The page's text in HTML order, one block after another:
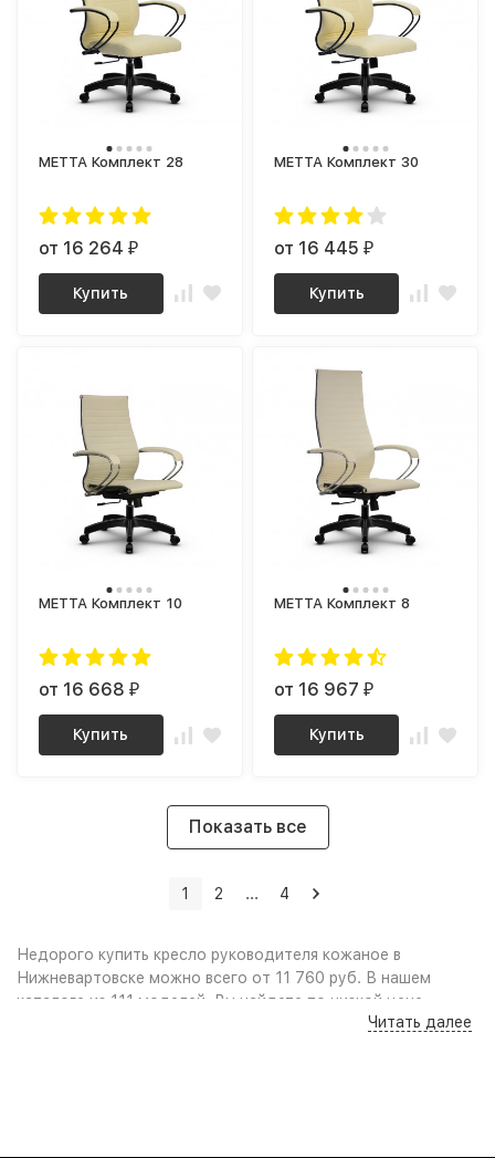
МЕТТА Комплект 28
от 16 264₽
Купить
МЕТТА Комплект 30
от 16 445₽
Купить
МЕТТА Комплект 10
от 16 668₽
Купить
МЕТТА Комплект 8
от 16 967₽
Купить
Показать все
1 2 ... 4
Недорого купить кресло руководителя кожаное в
Нижневартовске можно всего от 11 760 руб. В нашем
каталоге из 111 моделей, Вы найдете по низкой цене
(дёшево): Качественные фото и удобный поиск поЧитать далее